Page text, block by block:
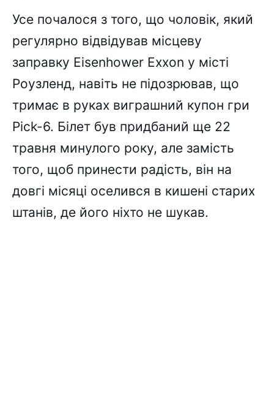
Усе почалося з того, що чоловік, який
регулярно відвідував місцеву
заправку Eisenhower Exxon у місті
Роузленд, навіть не підозрював, що
тримає в руках виграшний купон гри
Pick-6. Білет був придбаний ще 22
травня минулого року, але замість
того, щоб принести радість, він на
довгі місяці оселився в кишені старих
штанів, де його ніхто не шукав.